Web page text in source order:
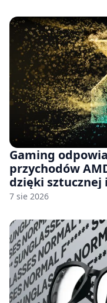
Gaming
przychodów
dzięki
7 sie 2026